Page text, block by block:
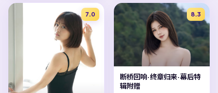
7.0 8.3
断桥回响·终章归来·幕后特
辑附赠